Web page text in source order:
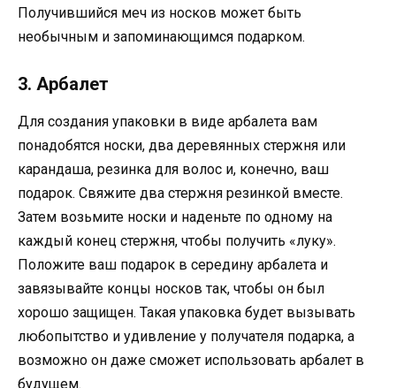
Получившийся меч из носков может быть
необычным и запоминающимся подарком.
3. Арбалет
Для создания упаковки в виде арбалета вам
понадобятся носки, два деревянных стержня или
карандаша, резинка для волос и, конечно, ваш
подарок. Свяжите два стержня резинкой вместе.
Затем возьмите носки и наденьте по одному на
каждый конец стержня, чтобы получить «луку».
Положите ваш подарок в середину арбалета и
завязывайте концы носков так, чтобы он был
хорошо защищен. Такая упаковка будет вызывать
любопытство и удивление у получателя подарка, а
возможно он даже сможет использовать арбалет в
будущем.